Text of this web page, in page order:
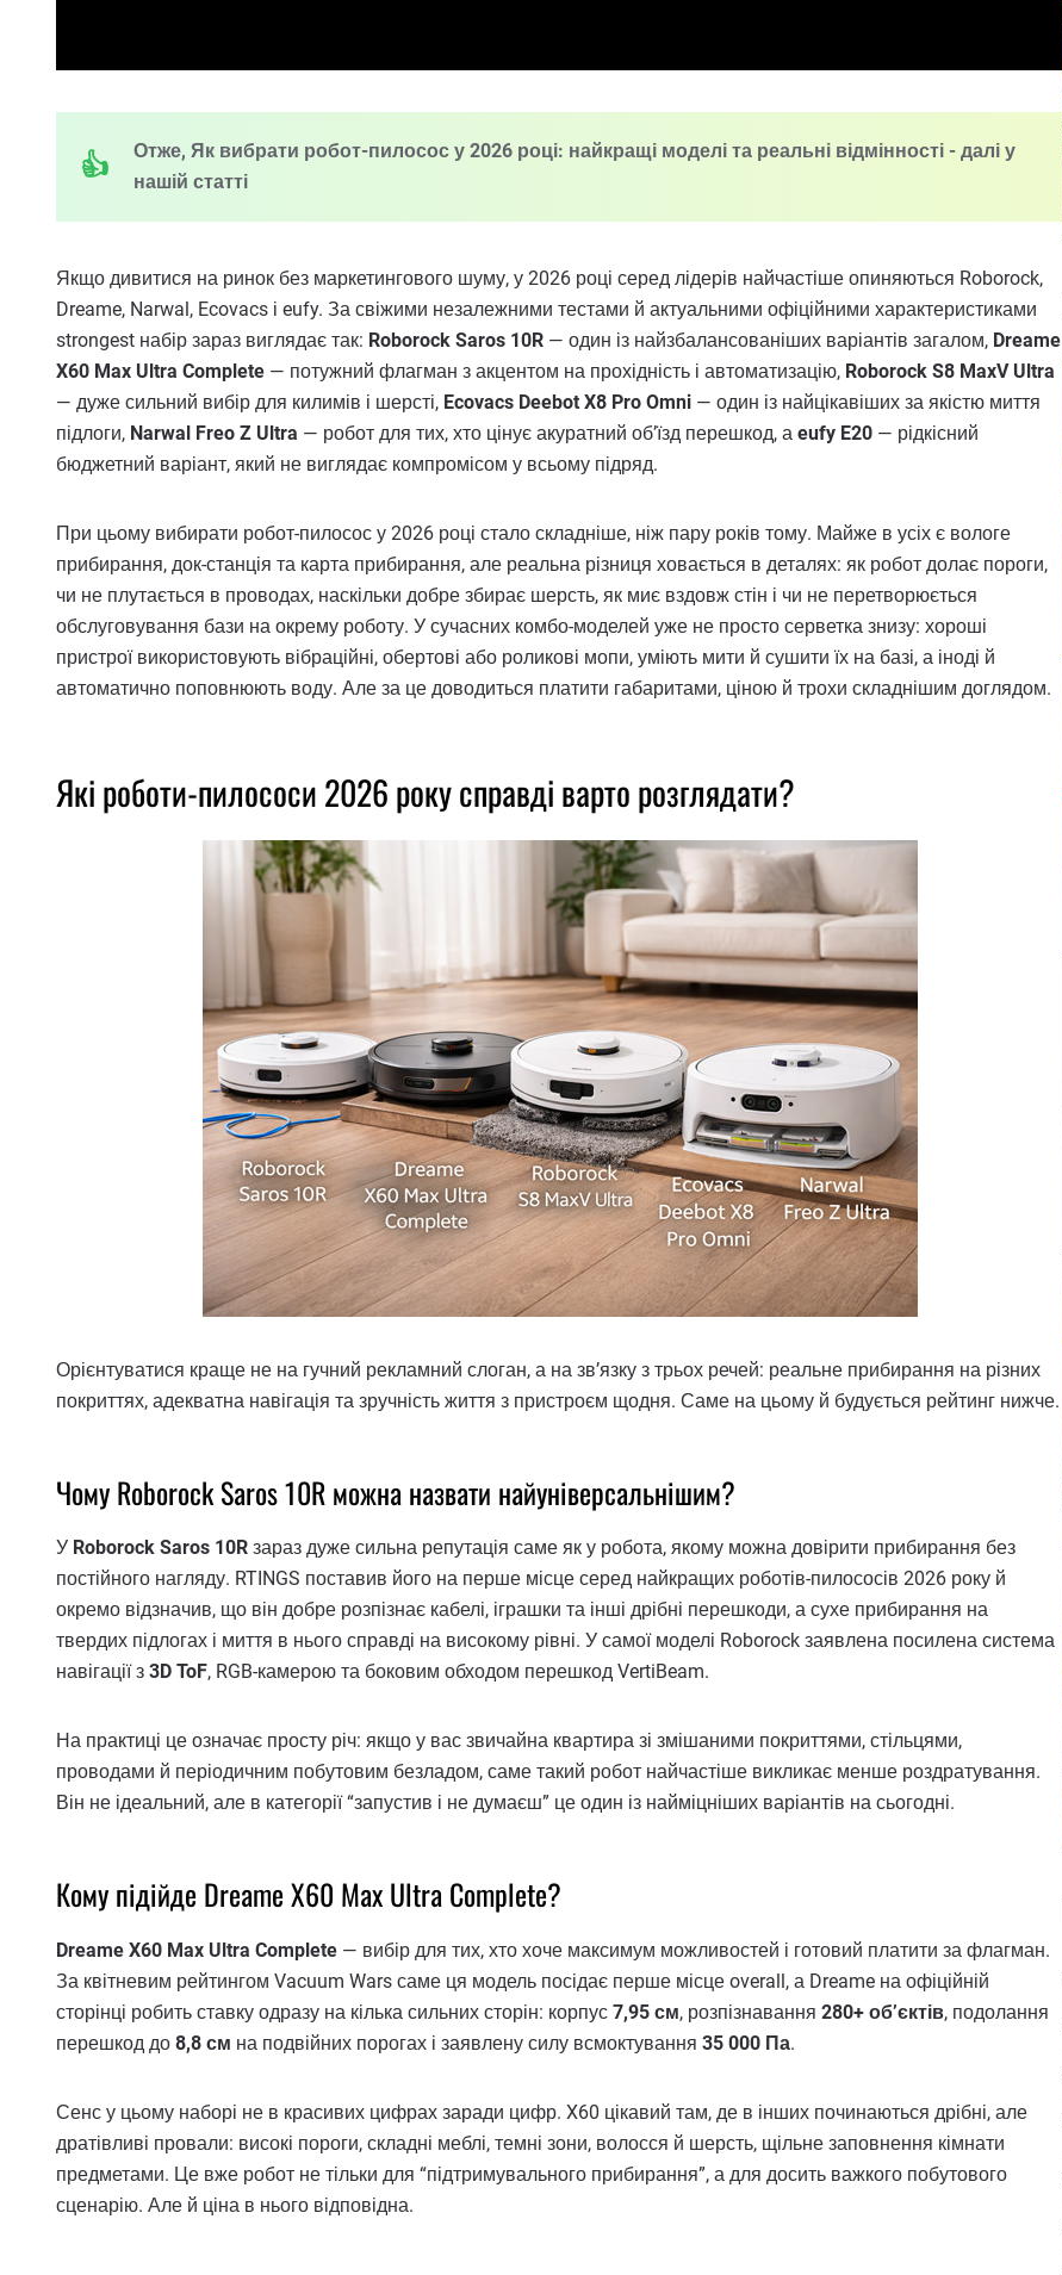
Отже, Як вибрати робот-пилосос у 2026 році: найкращі моделі та реальні відмінності - далі у
нашій статті
Якщо дивитися на ринок без маркетингового шуму, у 2026 році серед лідерів найчастіше опиняються Roborock,
Dreame, Narwal, Ecovacs і eufy. За свіжими незалежними тестами й актуальними офіційними характеристиками
strongest набір зараз виглядає так: Roborock Saros 10R — один із найзбалансованіших варіантів загалом, Dreame
X60 Max Ultra Complete — потужний флагман з акцентом на прохідність і автоматизацію, Roborock S8 MaxV Ultra
— дуже сильний вибір для килимів і шерсті, Ecovacs Deebot X8 Pro Omni — один із найцікавіших за якістю миття
підлоги, Narwal Freo Z Ultra — робот для тих, хто цінує акуратний об’їзд перешкод, а eufy E20 — рідкісний
бюджетний варіант, який не виглядає компромісом у всьому підряд.
При цьому вибирати робот-пилосос у 2026 році стало складніше, ніж пару років тому. Майже в усіх є вологе
прибирання, док-станція та карта прибирання, але реальна різниця ховається в деталях: як робот долає пороги,
чи не плутається в проводах, наскільки добре збирає шерсть, як миє вздовж стін і чи не перетворюється
обслуговування бази на окрему роботу. У сучасних комбо-моделей уже не просто серветка знизу: хороші
пристрої використовують вібраційні, обертові або роликові мопи, уміють мити й сушити їх на базі, а іноді й
автоматично поповнюють воду. Але за це доводиться платити габаритами, ціною й трохи складнішим доглядом.
Які роботи-пилососи 2026 року справді варто розглядати?
Орієнтуватися краще не на гучний рекламний слоган, а на зв’язку з трьох речей: реальне прибирання на різних
покриттях, адекватна навігація та зручність життя з пристроєм щодня. Саме на цьому й будується рейтинг нижче.
Чому Roborock Saros 10R можна назвати найуніверсальнішим?
У Roborock Saros 10R зараз дуже сильна репутація саме як у робота, якому можна довірити прибирання без
постійного нагляду. RTINGS поставив його на перше місце серед найкращих роботів-пилососів 2026 року й
окремо відзначив, що він добре розпізнає кабелі, іграшки та інші дрібні перешкоди, а сухе прибирання на
твердих підлогах і миття в нього справді на високому рівні. У самої моделі Roborock заявлена посилена система
навігації з 3D ToF, RGB-камерою та боковим обходом перешкод VertiBeam.
На практиці це означає просту річ: якщо у вас звичайна квартира зі змішаними покриттями, стільцями,
проводами й періодичним побутовим безладом, саме такий робот найчастіше викликає менше роздратування.
Він не ідеальний, але в категорії “запустив і не думаєш” це один із найміцніших варіантів на сьогодні.
Кому підійде Dreame X60 Max Ultra Complete?
Dreame X60 Max Ultra Complete — вибір для тих, хто хоче максимум можливостей і готовий платити за флагман.
За квітневим рейтингом Vacuum Wars саме ця модель посідає перше місце overall, а Dreame на офіційній
сторінці робить ставку одразу на кілька сильних сторін: корпус 7,95 см, розпізнавання 280+ об’єктів, подолання
перешкод до 8,8 см на подвійних порогах і заявлену силу всмоктування 35 000 Па.
Сенс у цьому наборі не в красивих цифрах заради цифр. X60 цікавий там, де в інших починаються дрібні, але
дратівливі провали: високі пороги, складні меблі, темні зони, волосся й шерсть, щільне заповнення кімнати
предметами. Це вже робот не тільки для “підтримувального прибирання”, а для досить важкого побутового
сценарію. Але й ціна в нього відповідна.